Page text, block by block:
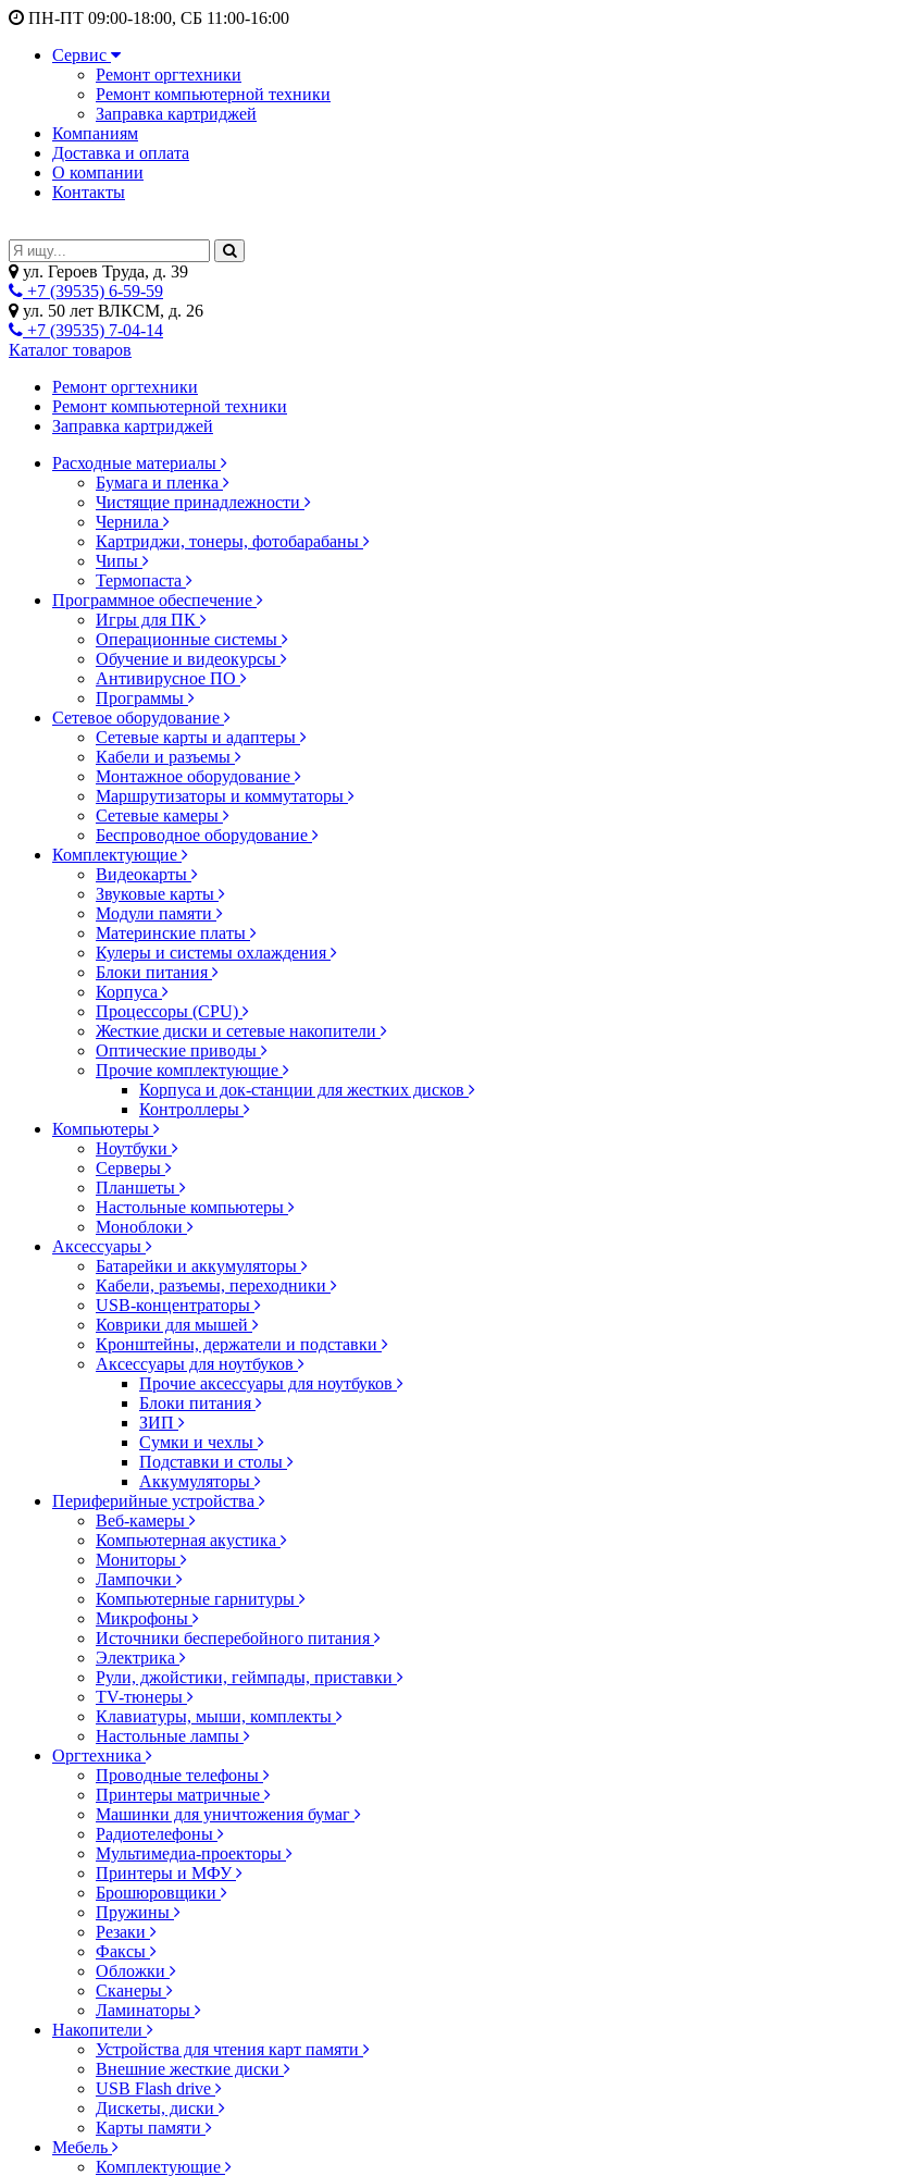
ПН-ПТ 09:00-18:00, СБ 11:00-16:00
Сервис
Ремонт оргтехники
Ремонт компьютерной техники
Заправка картриджей
Компаниям
Доставка и оплата
О компании
Контакты
ул. Героев Труда, д. 39
+7 (39535) 6-59-59
ул. 50 лет ВЛКСМ, д. 26
+7 (39535) 7-04-14
Каталог товаров
Ремонт оргтехники
Ремонт компьютерной техники
Заправка картриджей
Расходные материалы
Бумага и пленка
Чистящие принадлежности
Чернила
Картриджи, тонеры, фотобарабаны
Чипы
Термопаста
Программное обеспечение
Игры для ПК
Операционные системы
Обучение и видеокурсы
Антивирусное ПО
Программы
Сетевое оборудование
Сетевые карты и адаптеры
Кабели и разъемы
Монтажное оборудование
Маршрутизаторы и коммутаторы
Сетевые камеры
Беспроводное оборудование
Комплектующие
Видеокарты
Звуковые карты
Модули памяти
Материнские платы
Кулеры и системы охлаждения
Блоки питания
Корпуса
Процессоры (CPU)
Жесткие диски и сетевые накопители
Оптические приводы
Прочие комплектующие
Корпуса и док-станции для жестких дисков
Контроллеры
Компьютеры
Ноутбуки
Серверы
Планшеты
Настольные компьютеры
Моноблоки
Аксессуары
Батарейки и аккумуляторы
Кабели, разъемы, переходники
USB-концентраторы
Коврики для мышей
Кронштейны, держатели и подставки
Аксессуары для ноутбуков
Прочие аксессуары для ноутбуков
Блоки питания
ЗИП
Сумки и чехлы
Подставки и столы
Аккумуляторы
Периферийные устройства
Веб-камеры
Компьютерная акустика
Мониторы
Лампочки
Компьютерные гарнитуры
Микрофоны
Источники бесперебойного питания
Электрика
Рули, джойстики, геймпады, приставки
TV-тюнеры
Клавиатуры, мыши, комплекты
Настольные лампы
Оргтехника
Проводные телефоны
Принтеры матричные
Машинки для уничтожения бумаг
Радиотелефоны
Мультимедиа-проекторы
Принтеры и МФУ
Брошюровщики
Пружины
Резаки
Факсы
Обложки
Сканеры
Ламинаторы
Накопители
Устройства для чтения карт памяти
Внешние жесткие диски
USB Flash drive
Дискеты, диски
Карты памяти
Мебель
Комплектующие